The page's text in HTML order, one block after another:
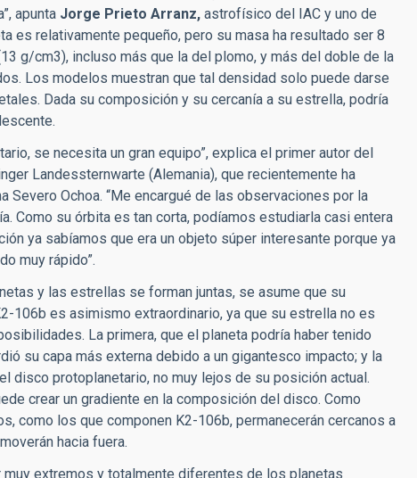
apunta Jorge Prieto Arranz, astrofísico del IAC y uno de
es relativamente pequeño, pero su masa ha resultado ser 8
g/cm3), incluso más que la del plomo, y más del doble de la
Los modelos muestran que tal densidad solo puede darse
Dada su composición y su cercanía a su estrella, podría
se necesita un gran equipo”, explica el primer autor del
Landessternwarte (Alemania), que recientemente ha
Ochoa. “Me encargué de las observaciones por la
Como su órbita es tan corta, podíamos estudiarla casi entera
ya sabíamos que era un objeto súper interesante porque ya
muy rápido”.
y las estrellas se forman juntas, se asume que su
106b es asimismo extraordinario, ya que su estrella no es
La primera, que el planeta podría haber tenido
su capa más externa debido a un gigantesco impacto; y la
disco protoplanetario, no muy lejos de su posición actual.
crear un gradiente en la composición del disco. Como
como los que componen K2-106b, permanecerán cercanos a
hacia fuera.
extremos y totalmente diferentes de los planetas